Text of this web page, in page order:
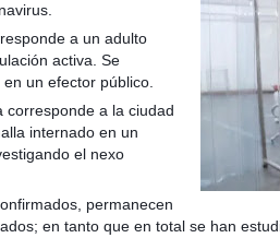
con estatales
a un adulto
activa. Se
un efector público.
corresponde a la ciudad
internado en un
el nexo
permanecen
en tanto que en total se han